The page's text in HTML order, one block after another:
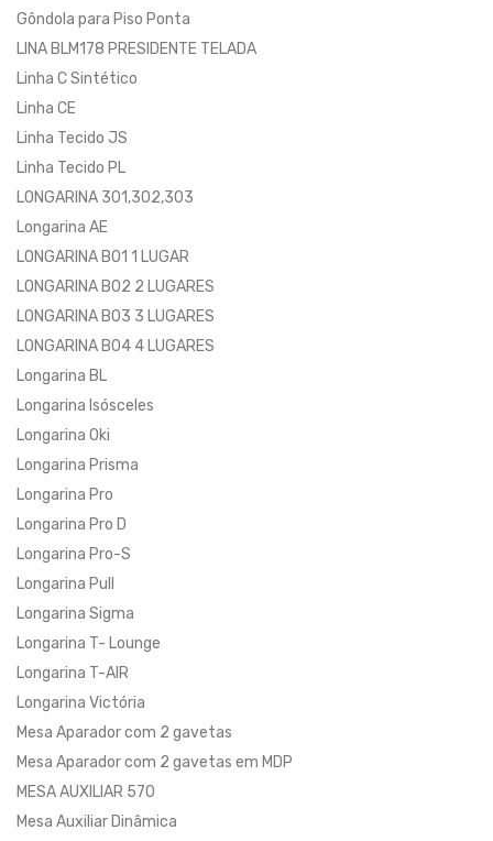
Gôndola para Piso Ponta
LINA BLM178 PRESIDENTE TELADA
Linha C Sintético
Linha CE
Linha Tecido JS
Linha Tecido PL
LONGARINA 301,302,303
Longarina AE
LONGARINA B01 1 LUGAR
LONGARINA B02 2 LUGARES
LONGARINA B03 3 LUGARES
LONGARINA B04 4 LUGARES
Longarina BL
Longarina Isósceles
Longarina Oki
Longarina Prisma
Longarina Pro
Longarina Pro D
Longarina Pro-S
Longarina Pull
Longarina Sigma
Longarina T- Lounge
Longarina T-AIR
Longarina Victória
Mesa Aparador com 2 gavetas
Mesa Aparador com 2 gavetas em MDP
MESA AUXILIAR 570
Mesa Auxiliar Dinâmica